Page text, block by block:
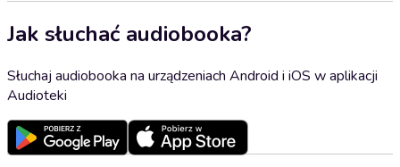
Jak słuchać audiobooka?
Słuchaj audiobooka na urządzeniach Android i iOS w aplikacji
Audioteki